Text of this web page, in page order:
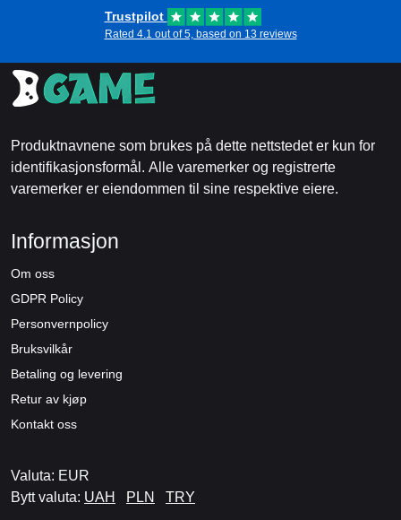
Trustpilot
Rated 4.1 out of 5, based on 13 reviews
Produktnavnene som brukes på dette nettstedet er kun for
identifikasjonsformål. Alle varemerker og registrerte
varemerker er eiendommen til sine respektive eiere.
Informasjon
Om oss
GDPR Policy
Personvernpolicy
Bruksvilkår
Betaling og levering
Retur av kjøp
Kontakt oss
Valuta: EUR
Bytt valuta: UAH PLN TRY